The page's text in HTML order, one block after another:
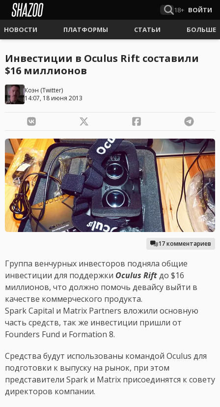
18+ ВОЙТИ
НОВОСТИ ПЛАТФОРМЫ СТАТЬИ БОЛЬШЕ
Инвестиции в Oculus Rift составили
$16 миллионов
Коэн (Twitter)
14:07, 18 июня 2013
17 комментариев
Группа венчурных инвесторов подняла общие
инвестиции для поддержки Oculus Riftдо $16
миллионов, что должно помочь девайсу выйти в
качестве коммерческого продукта.
Spark Capital и Matrix Partners вложили основную
часть средств, так же инвестиции пришли от
Founders Fund и Formation 8.
Средства будут использованы командой Oculus для
подготовки к выпуску на рынок, при этом
представители Spark и Matrix присоединятся к совету
директоров компании.